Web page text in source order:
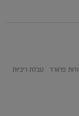
פרוורד טבלת ריביות